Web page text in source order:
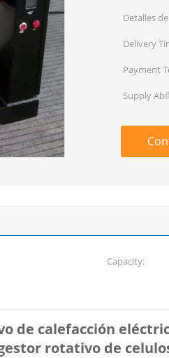
Detalles
Delivery
Payment
Supply
Capacity:
de calefacción
rotativo de